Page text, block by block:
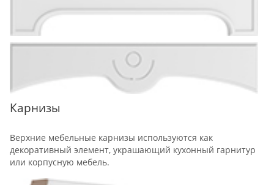
Карнизы
Верхние мебельные карнизы используются как
декоративный элемент, украшающий кухонный гарнитур
или корпусную мебель.